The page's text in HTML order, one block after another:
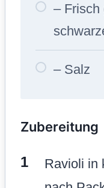
– Frisch
– Salz
Zubereitung
Ravioli in